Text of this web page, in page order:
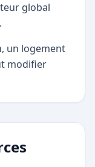
global
un logement
modifier